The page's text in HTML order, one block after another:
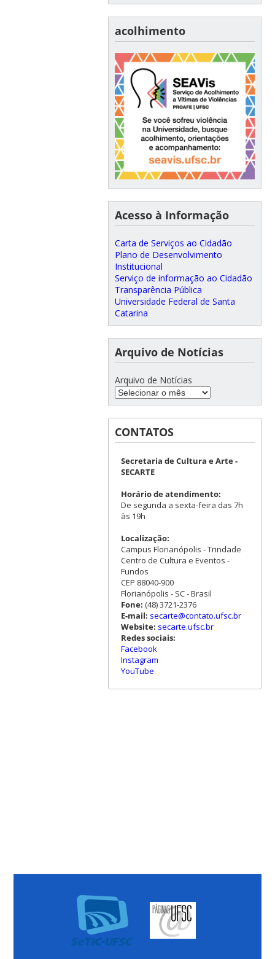
acolhimento
Acesso à Informação
Carta de Serviços ao Cidadão
Plano de Desenvolvimento
Institucional
Serviço de informação ao Cidadão
Transparência Pública
Universidade Federal de Santa
Catarina
Arquivo de Notícias
Arquivo de Notícias
CONTATOS
Secretaria de Cultura e Arte -
SECARTE
Horário de atendimento:
De segunda a sexta-feira das 7h
às 19h
Localização:
Campus Florianópolis - Trindade
Centro de Cultura e Eventos -
Fundos
CEP 88040-900
Florianópolis - SC - Brasil
Fone: (48) 3721-2376
E-mail: secarte@contato.ufsc.br
Website: secarte.ufsc.br
Redes sociais:
Facebook
Instagram
YouTube